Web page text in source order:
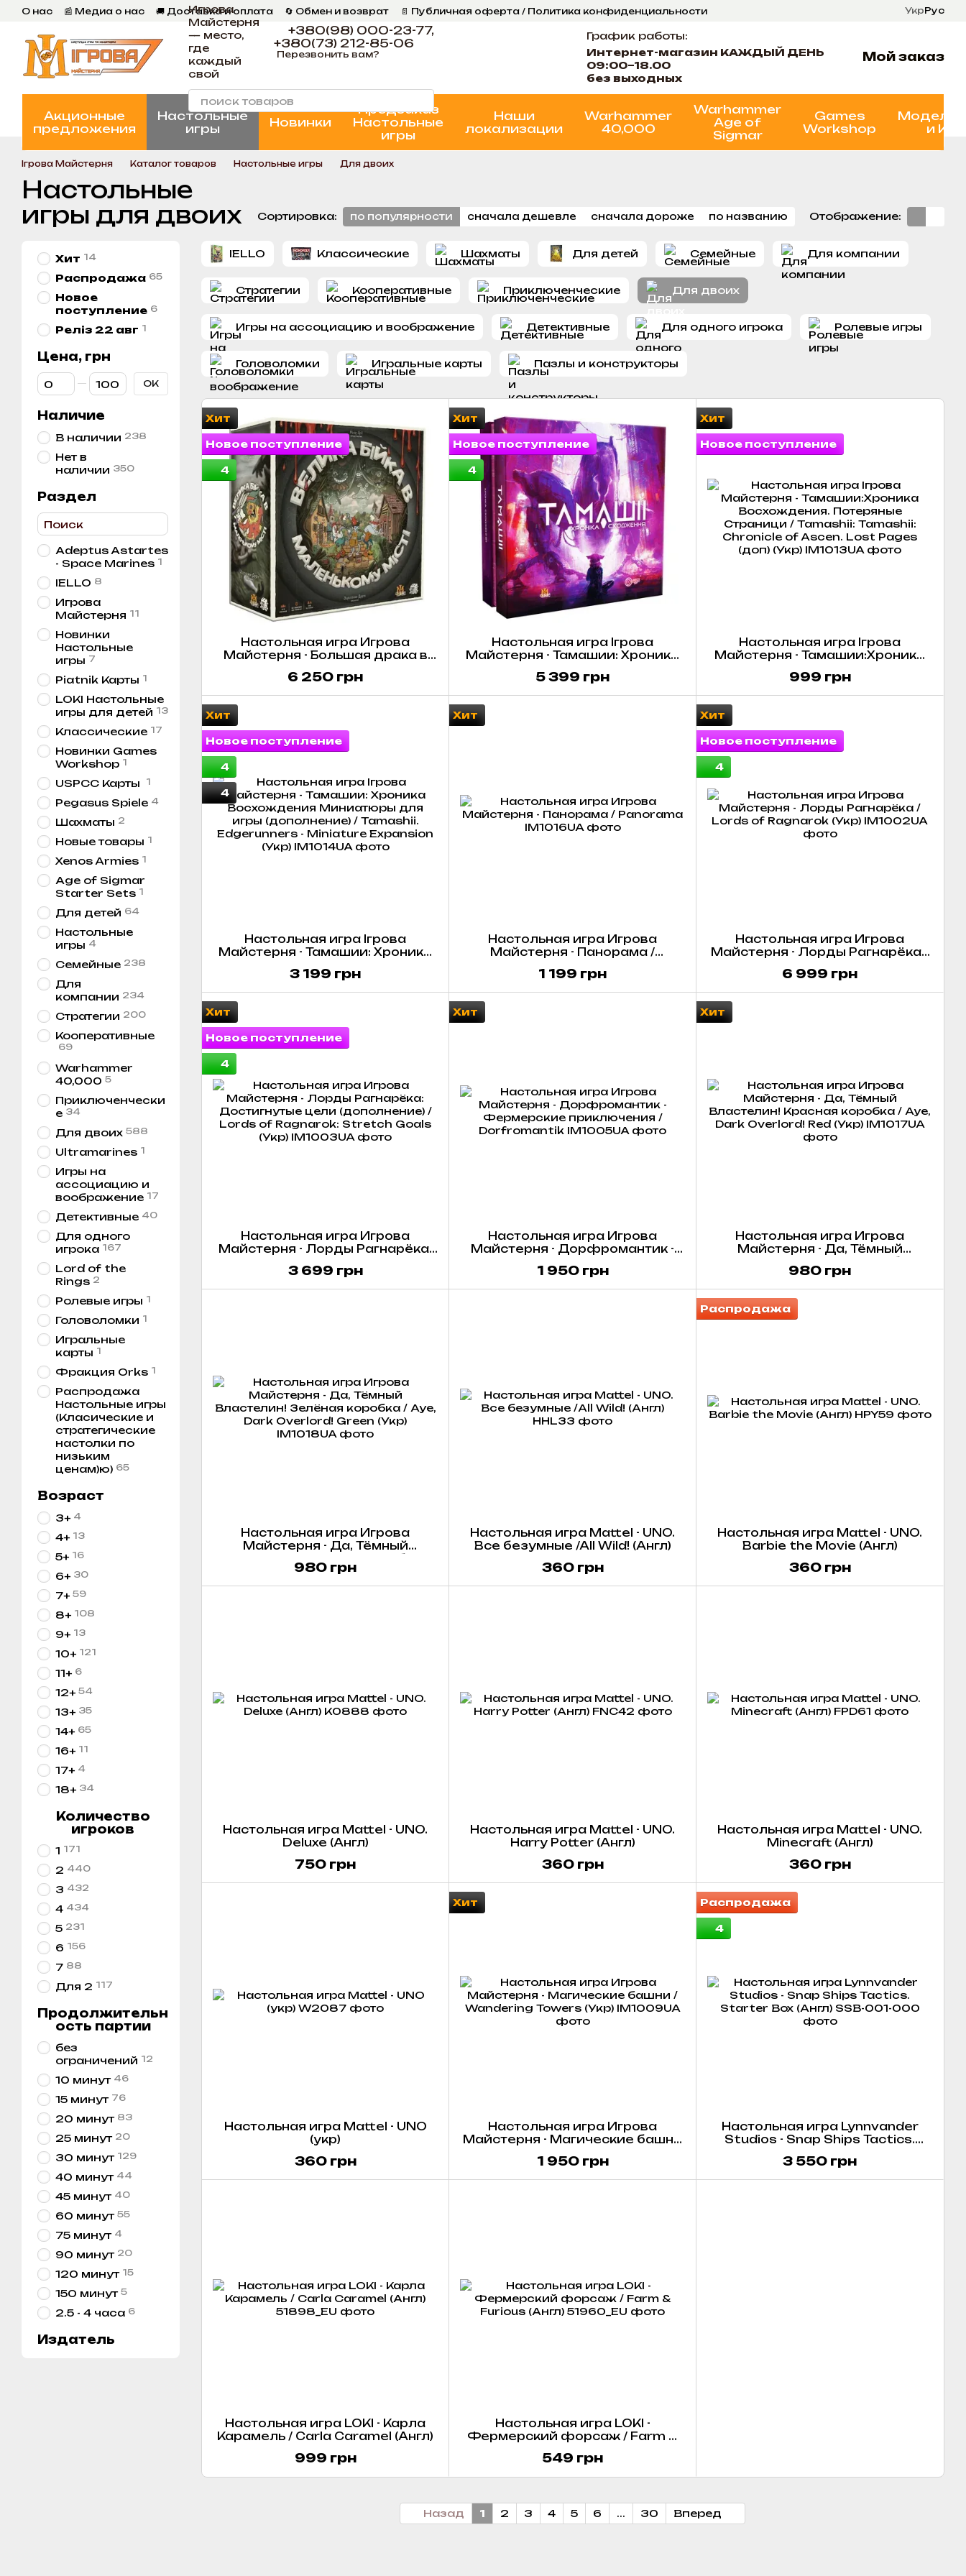
Перейти к основному контенту
О нас 📰 Медиа о нас 🚚 Доставка и оплата 🔄 Обмен и возврат
📄 Публичная оферта / Политика конфиденциальности
📄 Пользовательское соглашение
💬 Отзывы 📝 Блог 📞 Контакты Ігрова Майстерня
УкрРус
Игрова
Майстерня
— место,
где
каждый
свой
+380(98) 000-23-77,
+380(73) 212-85-06
Перезвонить вам?
График работы:
Интернет-магазин КАЖДЫЙ ДЕНЬ
09:00–18.00
без выходных
Мой заказ
Акционные
предложения
Настольные
игры
Новинки
Предзаказ
Настольные
игры
Наши
локализации
Warhammer
40,000
Warhammer
Age of
Sigmar
Games
Workshop
и
Ігрова Майстерня Каталог товаров Настольные игры Для двоих
Настольные
игры для двоих
Сортировка: по популярности сначала дешевле сначала дороже по названию Отображение:
IELLO Классические Шахматы Для детей Семейные Для компании
Стратегии Кооперативные Приключенческие Для двоих
Игры на ассоциацию и воображение Детективные Для одного игрока Ролевые игры
Головоломки Игральные карты Пазлы и конструкторы
Хит
Новое поступление
4
Настольная игра Игрова
Майстерня - Большая драка в
Tussle (Укр)
6 250 грн
Хит
Новое поступление
4
Настольная игра Ігрова
Майстерня - Тамашии: Хроника
5 399 грн
Хит
Новое поступление
Настольная игра Ігрова
Майстерня - Тамашии:Хроника
Страници / Tamashii: Tamashii:
Chronicle of Ascen. Lost Pages
999 грн
Хит
Новое поступление
4
4
Настольная игра Ігрова
Майстерня - Тамашии: Хроника
игры (дополнение) / Tamashii.
Edgerunners - Miniature
3 199 грн
Хит
Настольная игра Игрова
Майстерня - Панорама /
1 199 грн
Хит
Новое поступление
4
Настольная игра Игрова
Майстерня - Лорды Рагнарёка /
6 999 грн
Хит
Новое поступление
4
Настольная игра Игрова
Майстерня - Лорды Рагнарёка:
/ Lords of Ragnarok: Stretch
Goals (Укр)
3 699 грн
Хит
Настольная игра Игрова
Майстерня - Дорфромантик -
Dorfromantik
1 950 грн
Хит
Настольная игра Игрова
Майстерня - Да, Тёмный
Властелин! Красная коробка /
Aye, Dark Overlord! Red (Укр)
980 грн
Настольная игра Игрова
Майстерня - Да, Тёмный
Властелин! Зелёная коробка /
Aye, Dark Overlord! Green (Укр)
980 грн
Настольная игра Mattel - UNO.
Все безумные /All Wild! (Англ)
360 грн
Распродажа
Настольная игра Mattel - UNO.
Barbie the Movie (Англ)
360 грн
Настольная игра Mattel - UNO.
Deluxe (Англ)
750 грн
Настольная игра Mattel - UNO.
Harry Potter (Англ)
360 грн
Настольная игра Mattel - UNO.
Minecraft (Англ)
360 грн
Настольная игра Mattel - UNO
(укр)
360 грн
Хит
Настольная игра Игрова
Майстерня - Магические башни
1 950 грн
Распродажа
4
Настольная игра Lynnvander
Studios - Snap Ships Tactics.
3 550 грн
Настольная игра LOKI - Карла
Карамель / Carla Caramel (Англ)
999 грн
Настольная игра LOKI -
Фермерский форсаж / Farm &
549 грн
Назад 1 2 3 4 5 6 ... 30 Вперед
Хит 14
Распродажа 65
Новое
поступление 6
Реліз 22 авг 1
Цена, грн
От Цена, грн
До Цена, грн OK
Наличие
В наличии 238
Нет в
наличии 350
Раздел
Adeptus Astartes
- Space Marines 1
IELLO 8
Игрова
Майстерня 11
Новинки
Настольные
игры 7
Piatnik Карты 1
LOKI Настольные
игры для детей 13
Классические 17
Новинки Games
Workshop 1
USPCC Карты 1
Pegasus Spiele 4
Шахматы 2
Новые товары 1
Xenos Armies 1
Age of Sigmar
Starter Sets 1
Для детей 64
Настольные
игры 4
Семейные 238
Для
компании 234
Стратегии 200
Кооперативные
69
Warhammer
40,000 5
Приключенчески
е 34
Для двоих 588
Ultramarines 1
Игры на
ассоциацию и
воображение 17
Детективные 40
Для одного
игрока 167
Lord of the
Rings 2
Ролевые игры 1
Головоломки 1
Игральные
карты 1
Фракция Orks 1
Распродажа
Настольные игры
(Класические и
стратегические
настолки по
низьким
ценам)ю) 65
Возраст
3+ 4
4+ 13
5+ 16
6+ 30
7+ 59
8+ 108
9+ 13
10+ 121
11+ 6
12+ 54
13+ 35
14+ 65
16+ 11
17+ 4
18+ 34
Количество
игроков
1 171
2 440
3 432
4 434
5 231
6 156
7 88
Для 2 117
Продолжительн
ость партии
без
ограничений 12
10 минут 46
15 минут 76
20 минут 83
25 минут 20
30 минут 129
40 минут 44
45 минут 40
60 минут 55
75 минут 4
90 минут 20
120 минут 15
150 минут 5
2.5 - 4 часа 6
Издатель